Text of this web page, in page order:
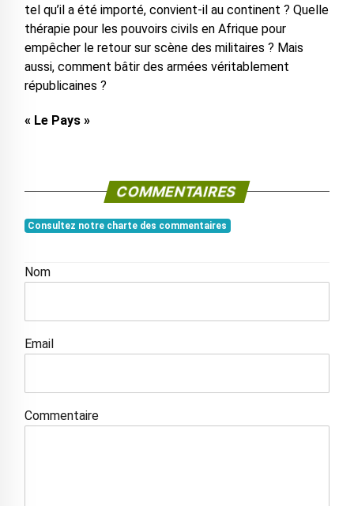
tel qu’il a été importé, convient-il au continent ? Quelle
thérapie pour les pouvoirs civils en Afrique pour
empêcher le retour sur scène des militaires ? Mais
aussi, comment bâtir des armées véritablement
républicaines ?
« Le Pays »
COMMENTAIRES
Consultez notre charte des commentaires
Nom
Email
Commentaire